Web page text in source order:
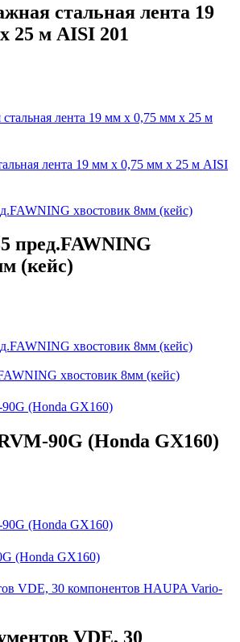
стальная лента 19
25 м AISI 201
лента 19 мм x 0,75 мм x 25 м AISI
пред.FAWNING
(кейс)
хвостовик 8мм (кейс)
90G (Honda GX160)
(Honda GX160)
VDE, 30